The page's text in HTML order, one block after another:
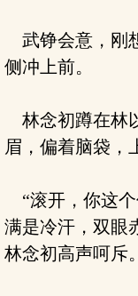
武铮会意，刚
侧冲上前。
林念初蹲在林
眉，偏着脑袋，
“滚开，你这个
满是冷汗，双眼
林念初高声呵斥。